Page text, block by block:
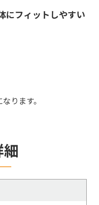
にフィットしやすい
ります。